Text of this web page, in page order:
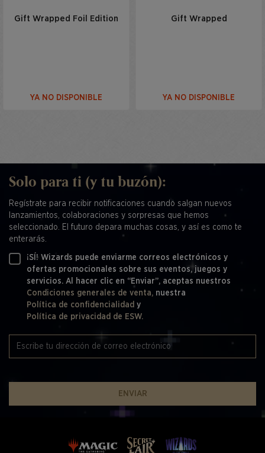
Gift Wrapped Foil Edition
YA NO DISPONIBLE
Gift Wrapped
YA NO DISPONIBLE
Solo para ti (y tu buzón):
Regístrate para recibir notificaciones cuando salgan nuevos
lanzamientos, colaboraciones y sorpresas que hemos
seleccionado. El futuro depara muchas cosas, y así es como te
enterarás.
¡SÍ! Wizards puede enviarme correos electrónicos y
ofertas promocionales sobre sus eventos, juegos y
servicios. Al hacer clic en “Enviar”, aceptas nuestros
Condiciones generales de venta, nuestra
Política de confidencialidad y
Política de privacidad de ESW.
ENVIAR